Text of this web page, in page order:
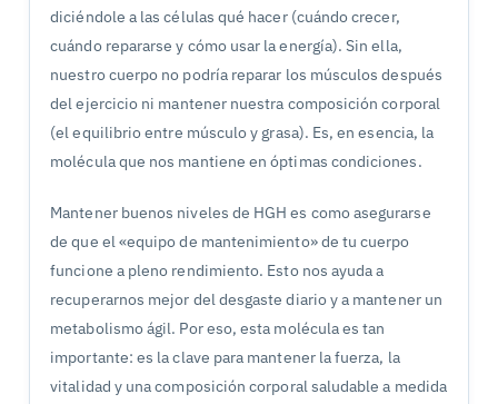
diciéndole a las células qué hacer (cuándo crecer,
cuándo repararse y cómo usar la energía). Sin ella,
nuestro cuerpo no podría reparar los músculos después
del ejercicio ni mantener nuestra composición corporal
(el equilibrio entre músculo y grasa). Es, en esencia, la
molécula que nos mantiene en óptimas condiciones.
Mantener buenos niveles de HGH es como asegurarse
de que el «equipo de mantenimiento» de tu cuerpo
funcione a pleno rendimiento. Esto nos ayuda a
recuperarnos mejor del desgaste diario y a mantener un
metabolismo ágil. Por eso, esta molécula es tan
importante: es la clave para mantener la fuerza, la
vitalidad y una composición corporal saludable a medida